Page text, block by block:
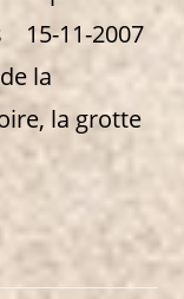
15-11-2007
la
la grotte